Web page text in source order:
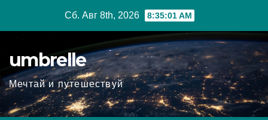
Сб. Авг 8th, 2026 8:35:02 AM
umbrelle
Мечтай и путешествуй